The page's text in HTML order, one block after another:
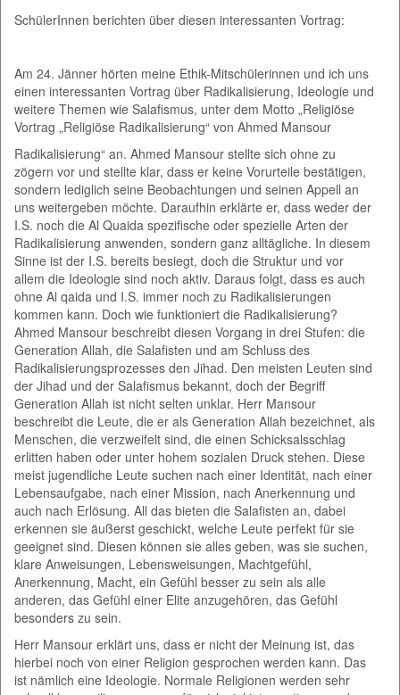
SchülerInnen berichten über diesen interessanten Vortrag:
Am 24. Jänner hörten meine Ethik-Mitschülerinnen und ich uns
einen interessanten Vortrag über Radikalisierung, Ideologie und
weitere Themen wie Salafismus, unter dem Motto „Religiöse
Vortrag „Religiöse Radikalisierung“ von Ahmed Mansour
Radikalisierung“ an. Ahmed Mansour stellte sich ohne zu
zögern vor und stellte klar, dass er keine Vorurteile bestätigen,
sondern lediglich seine Beobachtungen und seinen Appell an
uns weitergeben möchte. Daraufhin erklärte er, dass weder der
I.S. noch die Al Quaida spezifische oder spezielle Arten der
Radikalisierung anwenden, sondern ganz alltägliche. In diesem
Sinne ist der I.S. bereits besiegt, doch die Struktur und vor
allem die Ideologie sind noch aktiv. Daraus folgt, dass es auch
ohne Al qaida und I.S. immer noch zu Radikalisierungen
kommen kann. Doch wie funktioniert die Radikalisierung?
Ahmed Mansour beschreibt diesen Vorgang in drei Stufen: die
Generation Allah, die Salafisten und am Schluss des
Radikalisierungsprozesses den Jihad. Den meisten Leuten sind
der Jihad und der Salafismus bekannt, doch der Begriff
Generation Allah ist nicht selten unklar. Herr Mansour
beschreibt die Leute, die er als Generation Allah bezeichnet, als
Menschen, die verzweifelt sind, die einen Schicksalsschlag
erlitten haben oder unter hohem sozialen Druck stehen. Diese
meist jugendliche Leute suchen nach einer Identität, nach einer
Lebensaufgabe, nach einer Mission, nach Anerkennung und
auch nach Erlösung. All das bieten die Salafisten an, dabei
erkennen sie äußerst geschickt, welche Leute perfekt für sie
geeignet sind. Diesen können sie alles geben, was sie suchen,
klare Anweisungen, Lebensweisungen, Machtgefühl,
Anerkennung, Macht, ein Gefühl besser zu sein als alle
anderen, das Gefühl einer Elite anzugehören, das Gefühl
besonders zu sein.
Herr Mansour erklärt uns, dass er nicht der Meinung ist, das
hierbei noch von einer Religion gesprochen werden kann. Das
ist nämlich eine Ideologie. Normale Religionen werden sehr